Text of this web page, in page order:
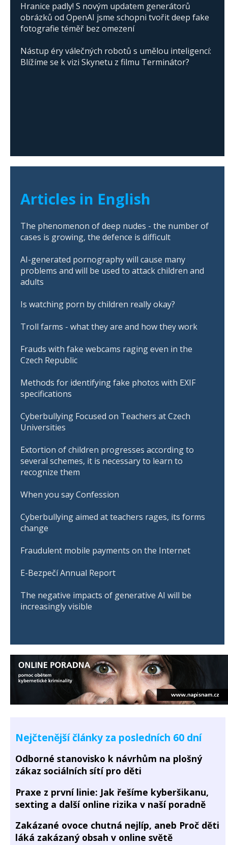
Hranice padly! S novým updatem generátorů
obrázků od OpenAI jsme schopni tvořit deep fake
fotografie téměř bez omezení
Nástup éry válečných robotů s umělou inteligencí:
Blížíme se k vizi Skynetu z filmu Terminátor?
Articles in English
The phenomenon of deep nudes - the number of
cases is growing, the defence is difficult
AI-generated pornography will cause many
problems and will be used to attack children and
adults
Is watching porn by children really okay?
Troll farms - what they are and how they work
Frauds with fake webcams raging even in the
Czech Republic
Methods for identifying fake photos with EXIF
specifications
Cyberbullying Focused on Teachers at Czech
Universities
Extortion of children progresses according to
several schemes, it is necessary to learn to
recognize them
When you say Confession
Cyberbullying aimed at teachers rages, its forms
change
Fraudulent mobile payments on the Internet
E-Bezpečí Annual Report
The negative impacts of generative AI will be
increasingly visible
Nejčtenější články za posledních 60 dní
Odborné stanovisko k návrhům na plošný
zákaz sociálních sítí pro děti
Praxe z první linie: Jak řešíme kyberšikanu,
sexting a další online rizika v naší poradně
Zakázané ovoce chutná nejlíp, aneb Proč děti
láká zakázaný obsah v online světě